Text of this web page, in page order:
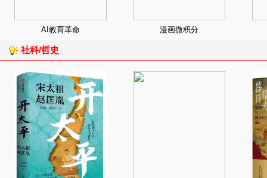
AI教育革命 漫画微积分
社科/哲史